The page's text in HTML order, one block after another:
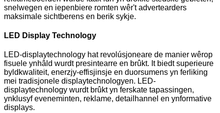
snelwegen en iepenbiere romten wêr't advertearders
maksimale sichtberens en berik sykje.
LED Display Technology
LED-displaytechnology hat revolúsjoneare de manier wêrop
fisuele ynhâld wurdt presintearre en brûkt. It biedt superieure
byldkwaliteit, enerzjy-effisjinsje en duorsumens yn ferliking
mei tradisjonele displaytechnologyen. LED-
displaytechnology wurdt brûkt yn ferskate tapassingen,
ynklusyf eveneminten, reklame, detailhannel en ynformative
displays.